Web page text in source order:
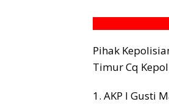
Pihak
Timur Cq
1. AKP I Gusti